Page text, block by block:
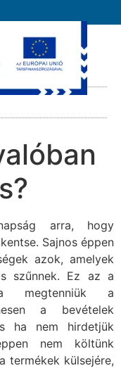
arra, hogy
Sajnos éppen
azok, amelyek
szűnnek. Ez az a
megtenniük a
a bevételek
ha nem hirdetjük
nem költünk
termékek külsejére,